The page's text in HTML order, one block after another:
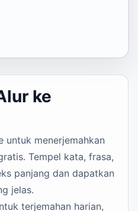
ke
untuk menerjemahkan
Tempel kata, frasa,
panjang dan dapatkan
jelas.
terjemahan harian,